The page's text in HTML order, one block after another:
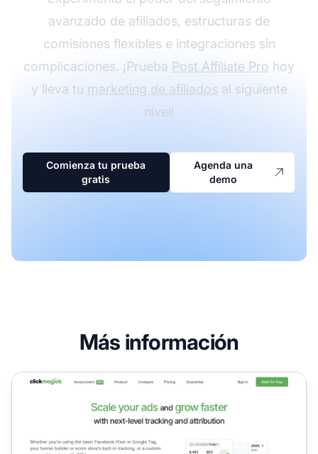
avanzado de afiliados, estructuras de
comisiones flexibles e integraciones sin
complicaciones. ¡Prueba Post Affiliate Pro hoy
y lleva tu marketing de afiliados al siguiente
nivel!
Comienza tu prueba
gratis
Agenda una
demo
Más información
Programa de Afiliados de ClickMagick